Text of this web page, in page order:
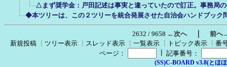
△まず奨学金：戸田記述は事実と違っていたので訂正。事務局
◆本ツリーは、この２ツリーを統合発展させた自治会ハンドブック
2632 / 9658 ←次へ｜ 前へ
新規投稿
ツリー表示 スレッド表示 一覧表示 トピック表示
番
ページ：
記事番号：
(SS)C-BOARD v3.8(とほ